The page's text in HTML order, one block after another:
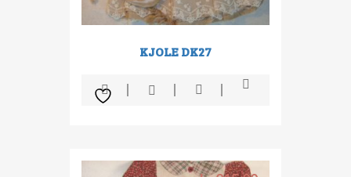
KJOLE DK27